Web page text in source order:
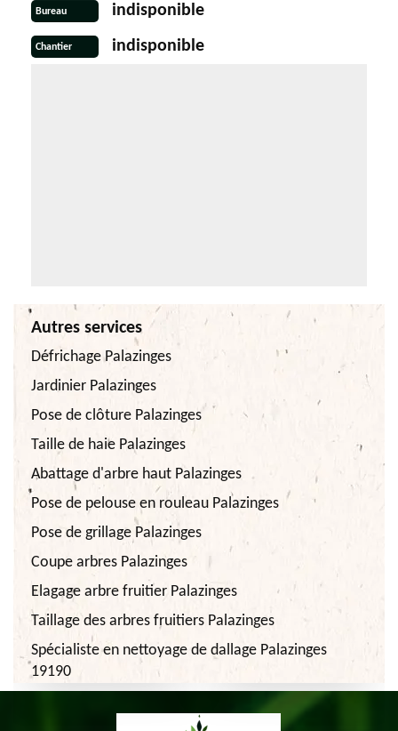
Bureau indisponible
Chantier indisponible
Autres services
Défrichage Palazinges
Jardinier Palazinges
Pose de clôture Palazinges
Taille de haie Palazinges
Abattage d'arbre haut Palazinges
Pose de pelouse en rouleau Palazinges
Pose de grillage Palazinges
Coupe arbres Palazinges
Elagage arbre fruitier Palazinges
Taillage des arbres fruitiers Palazinges
Spécialiste en nettoyage de dallage Palazinges
19190